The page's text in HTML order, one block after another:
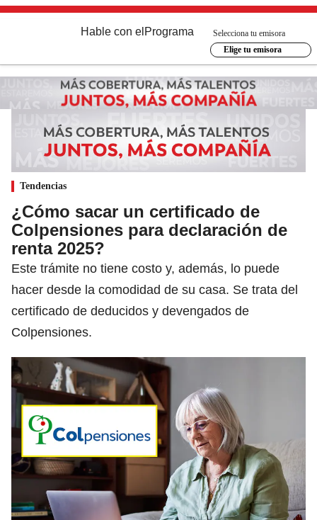
Hable con el Programa
Selecciona tu emisora
Elige tu emisora
Tendencias
¿Cómo sacar un certificado de
Colpensiones para declaración de
renta 2025?
Este trámite no tiene costo y, además, lo puede
hacer desde la comodidad de su casa. Se trata del
certificado de deducidos y devengados de
Colpensiones.